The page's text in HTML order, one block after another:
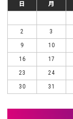
日 月
2
3
9
10
16
17
23
24
30
31